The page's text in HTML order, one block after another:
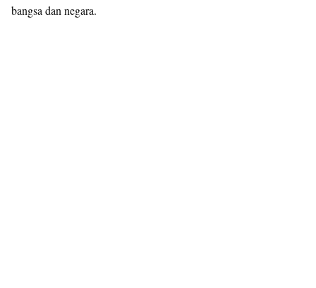
bangsa dan negara.